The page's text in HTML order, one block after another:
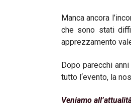
Manca ancora
che sono stati
apprezzamento
Dopo parecchi
tutto l‘evento, la
Veniamo